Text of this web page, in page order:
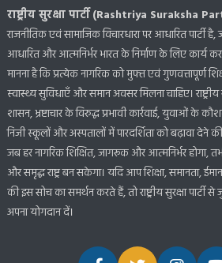
राष्ट्रीय सुरक्षा पार्टी (Rashtriya Suraksha
राजनीतिक एवं सामाजिक विचारधारा पर आधारित पार्टी है,
आधारित और आत्मनिर्भर भारत के निर्माण के लिए कार्य
मानना है कि प्रत्येक नागरिक को मुफ्त एवं गुणवत्तापूर्ण
स्वास्थ्य सुविधाएँ और समान अवसर मिलना चाहिए। राष्ट्रीय
शासन, भ्रष्टाचार के विरुद्ध प्रभावी कार्रवाई, युवाओं के
निजी स्कूलों और अस्पतालों में पारदर्शिता को बढ़ावा देने की
जब हर नागरिक शिक्षित, जागरूक और आत्मनिर्भर होगा,
और समृद्ध राष्ट्र बन सकेगा। यदि आप शिक्षा, समानता,
की इस सोच का समर्थन करते हैं, तो राष्ट्रीय सुरक्षा पार्टी से
अपना योगदान दें।